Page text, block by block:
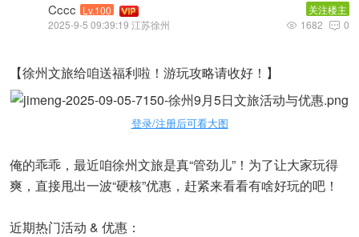
Cccc Lv.100
关注楼主
2025-9-5 09:39:19 江苏徐州
 0
 1682
【徐州文旅给咱送福利啦！游玩攻略请收好！】
登录/注册后可看大图
俺的乖乖，最近咱徐州文旅是真“管劲儿”！为了让大家玩得
爽，直接甩出一波“硬核”优惠，赶紧来看看有啥好玩的吧！
近期热门活动 & 优惠：